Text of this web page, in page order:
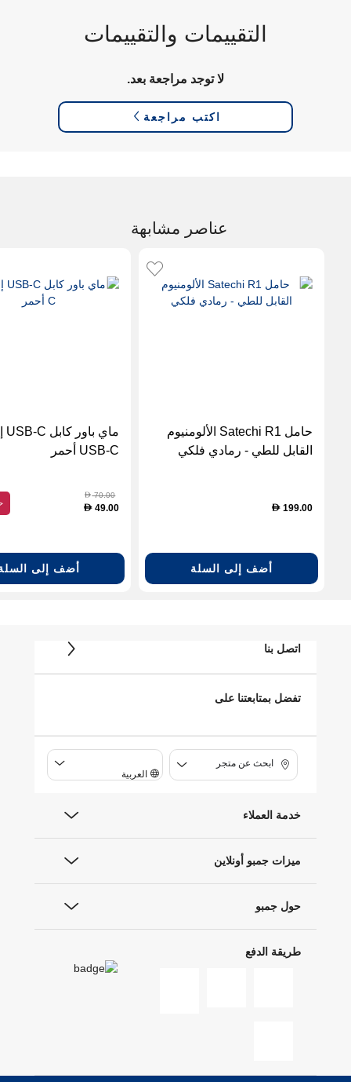
التقييمات والتقييمات
لا توجد مراجعة بعد.
اكتب مراجعة
عناصر مشابهة
حامل Satechi R1 الألومنيوم
القابل للطي - رمادي فلكي
D 199.00
أضف إلى السلة
USB-C أحمر
D70.00
D 49.00
أضف إلى
اتصل بنا
تفضل بمتابعتنا على
ابحث عن متجر
العربية
خدمة العملاء
ميزات جمبو أونلاين
حول جمبو
طريقة الدفع